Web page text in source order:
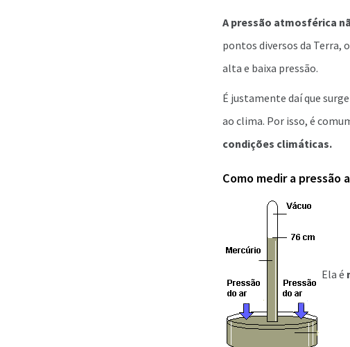
A pressão atmosférica
pontos diversos da Terra,
alta e baixa pressão.
É justamente daí que
ao clima. Por isso, é
condições climáticas.
Como medir a pressão
Ela é